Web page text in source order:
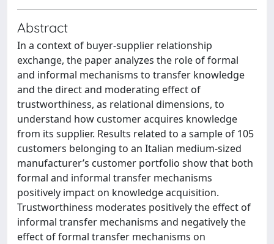
Abstract
In a context of buyer-supplier relationship
exchange, the paper analyzes the role of formal
and informal mechanisms to transfer knowledge
and the direct and moderating effect of
trustworthiness, as relational dimensions, to
understand how customer acquires knowledge
from its supplier. Results related to a sample of 105
customers belonging to an Italian medium-sized
manufacturer’s customer portfolio show that both
formal and informal transfer mechanisms
positively impact on knowledge acquisition.
Trustworthiness moderates positively the effect of
informal transfer mechanisms and negatively the
effect of formal transfer mechanisms on